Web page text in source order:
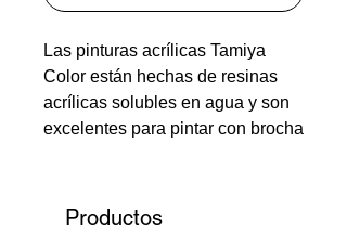
Las pinturas acrílicas Tamiya
Color están hechas de resinas
acrílicas solubles en agua y son
excelentes para pintar con brocha
estirol, espuma de poliestireno,
Productos